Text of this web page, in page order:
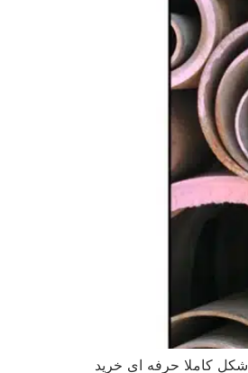
شکل کاملا حرفه ای خرید